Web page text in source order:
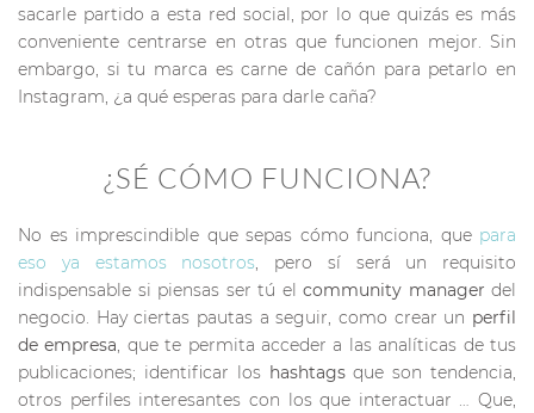
sacarle partido a esta red social, por lo que quizás es más
conveniente centrarse en otras que funcionen mejor. Sin
embargo, si tu marca es carne de cañón para petarlo en
Instagram, ¿a qué esperas para darle caña?
¿SÉ CÓMO FUNCIONA?
No es imprescindible que sepas cómo funciona, que para
eso ya estamos nosotros, pero sí será un requisito
indispensable si piensas ser tú el community manager del
negocio. Hay ciertas pautas a seguir, como crear un perfil
de empresa, que te permita acceder a las analíticas de tus
publicaciones; identificar los hashtagsque son tendencia,
otros perfiles interesantes con los que interactuar … Que,